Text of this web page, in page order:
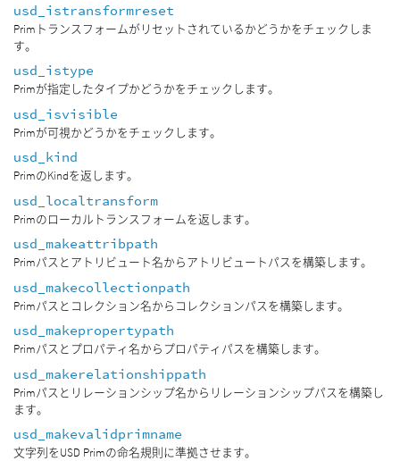
usd_istransformreset
Primトランスフォームがリセットされているかどうかをチェックしま
す。
usd_istype
Primが指定したタイプかどうかをチェックします。
usd_isvisible
Primが可視かどうかをチェックします。
usd_kind
PrimのKindを返します。
usd_localtransform
Primのローカルトランスフォームを返します。
usd_makeattribpath
Primパスとアトリビュート名からアトリビュートパスを構築します。
usd_makecollectionpath
Primパスとコレクション名からコレクションパスを構築します。
usd_makepropertypath
Primパスとプロパティ名からプロパティパスを構築します。
usd_makerelationshippath
Primパスとリレーションシップ名からリレーションシップパスを構築し
ます。
usd_makevalidprimname
文字列をUSD Primの命名規則に準拠させます。